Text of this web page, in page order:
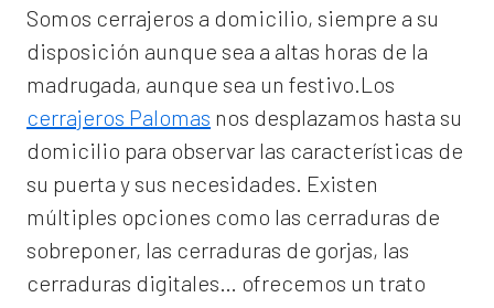
Somos cerrajeros a domicilio, siempre a su
disposición aunque sea a altas horas de la
madrugada, aunque sea un festivo.Los
cerrajeros Palomas nos desplazamos hasta su
domicilio para observar las características de
su puerta y sus necesidades. Existen
múltiples opciones como las cerraduras de
sobreponer, las cerraduras de gorjas, las
cerraduras digitales… ofrecemos un trato